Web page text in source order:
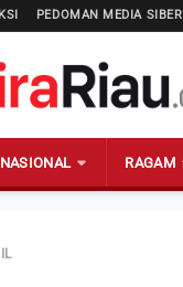
PEDOMAN MEDIA SIBER
NASIONAL RAGAM